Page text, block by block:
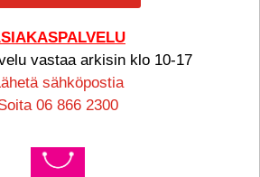
vastaa arkisin klo 10-17
sähköpostia
06 866 2300